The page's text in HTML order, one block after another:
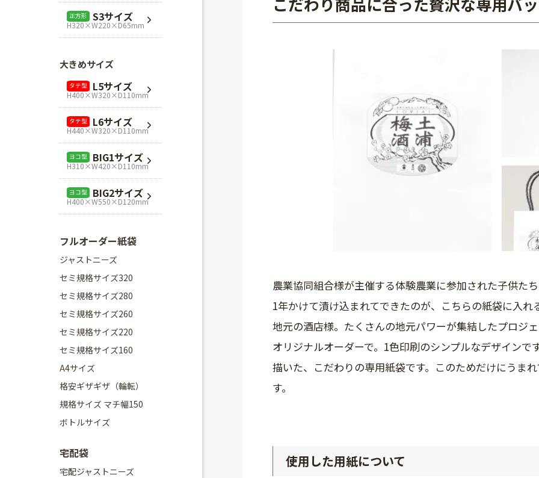
農業協同組合様が主催する体験農業に参加された子供た
1年かけて漬け込まれてできたのが、こちらの紙袋に入
地元の酒店様。たくさんの地元パワーが集結したプロジ
オリジナルオーダーで。1色印刷のシンプルなデザイン
描いた、こだわりの専用紙袋です。このためだけにうま
す。
使用した用紙について
L1サイズ
H240×W320×D110mm
正方形 Mスクエア
H280×W280×D80mm
正方形 Lスクエア
H320×W320×D110mm
正方形 S3サイズ
H320×W220×D65mm
大きめサイズ
タテ型 L5サイズ
H400×W320×D110mm
タテ型 L6サイズ
H440×W320×D110mm
ヨコ型 BIG1サイズ
H310×W420×D110mm
ヨコ型 BIG2サイズ
H400×W550×D120mm
フルオーダー紙袋
ジャストニーズ
セミ規格サイズ320
セミ規格サイズ280
セミ規格サイズ260
セミ規格サイズ220
セミ規格サイズ160
A4サイズ
格安ギザギザ（輪転）
規格サイズ マチ幅150
ボトルサイズ
宅配袋
宅配ジャストニーズ